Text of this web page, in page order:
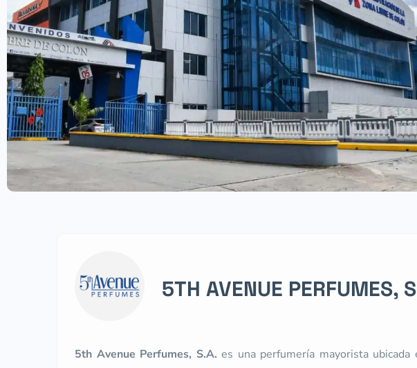
5TH AVENUE PERFUMES,
5th Avenue Perfumes, S.A. es una perfumería mayorista